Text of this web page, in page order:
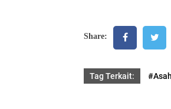
Share:
Tag Terkait: